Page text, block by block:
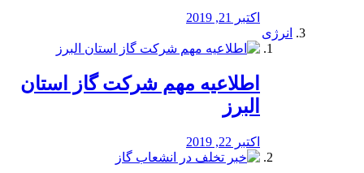
اکتبر 21, 2019
انرژی
️اطلاعیه مهم شرکت گاز استان
البرز
اکتبر 22, 2019